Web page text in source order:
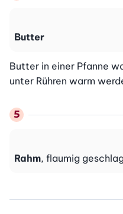
Butter
Butter in einer Pfanne
unter Rühren warm
Rahm, flaumig